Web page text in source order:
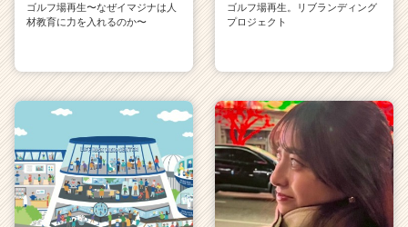
ゴルフ場再生〜なぜイマジナは人
材教育に力を入れるのか〜
ゴルフ場再生。リブランディング
プロジェクト